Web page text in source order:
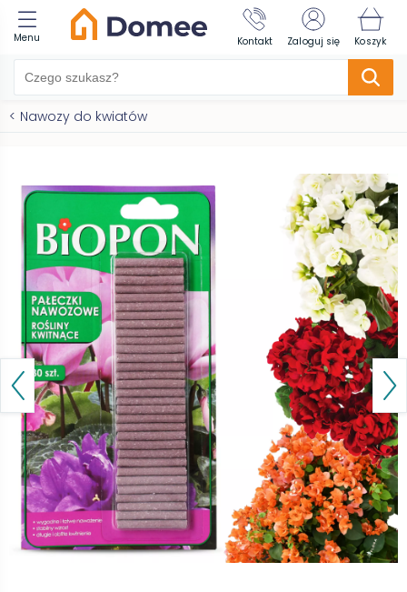
Menu Kontakt Zaloguj się Koszyk
< Nawozy do kwiatów